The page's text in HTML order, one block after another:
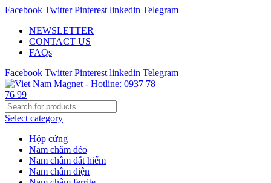
Facebook Twitter Pinterest linkedin Telegram
NEWSLETTER
CONTACT US
FAQs
Facebook Twitter Pinterest linkedin Telegram
Select category
Hộp cứng
Nam châm dẻo
Nam châm đất hiếm
Nam châm điện